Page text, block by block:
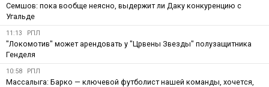
Семшов: пока вообще неясно, выдержит ли Даку конкуренцию с
Угальде
11:13 РПЛ
"Локомотив" может арендовать у "Црвены Звезды" полузащитника
Генделя
10:58 РПЛ
Массалыга: Барко — ключевой футболист нашей команды, хочется,